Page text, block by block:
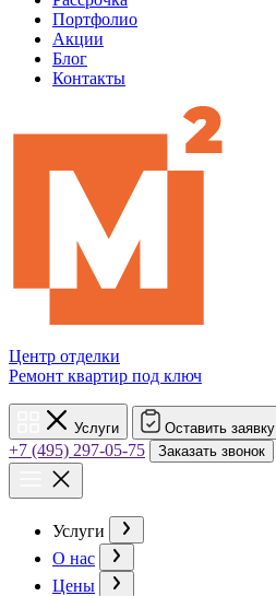
Портфолио
Акции
Блог
Контакты
Центр отделки
Ремонт квартир под ключ
Услуги Оставить заявку
+7 (495) 297-05-75
Заказать звонок
Услуги
О нас
Цены